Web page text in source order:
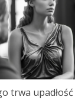
trwa